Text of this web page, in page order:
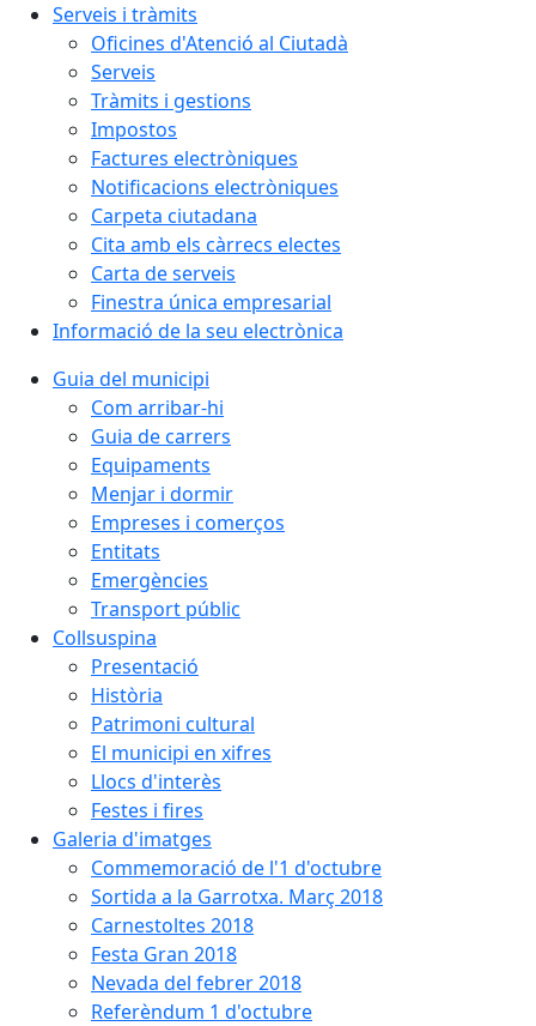
Serveis i tràmits
Oficines d'Atenció al Ciutadà
Serveis
Tràmits i gestions
Impostos
Factures electròniques
Notificacions electròniques
Carpeta ciutadana
Cita amb els càrrecs electes
Carta de serveis
Finestra única empresarial
Informació de la seu electrònica
Guia del municipi
Com arribar-hi
Guia de carrers
Equipaments
Menjar i dormir
Empreses i comerços
Entitats
Emergències
Transport públic
Collsuspina
Presentació
Història
Patrimoni cultural
El municipi en xifres
Llocs d'interès
Festes i fires
Galeria d'imatges
Commemoració de l'1 d'octubre
Sortida a la Garrotxa. Març 2018
Carnestoltes 2018
Festa Gran 2018
Nevada del febrer 2018
Referèndum 1 d'octubre